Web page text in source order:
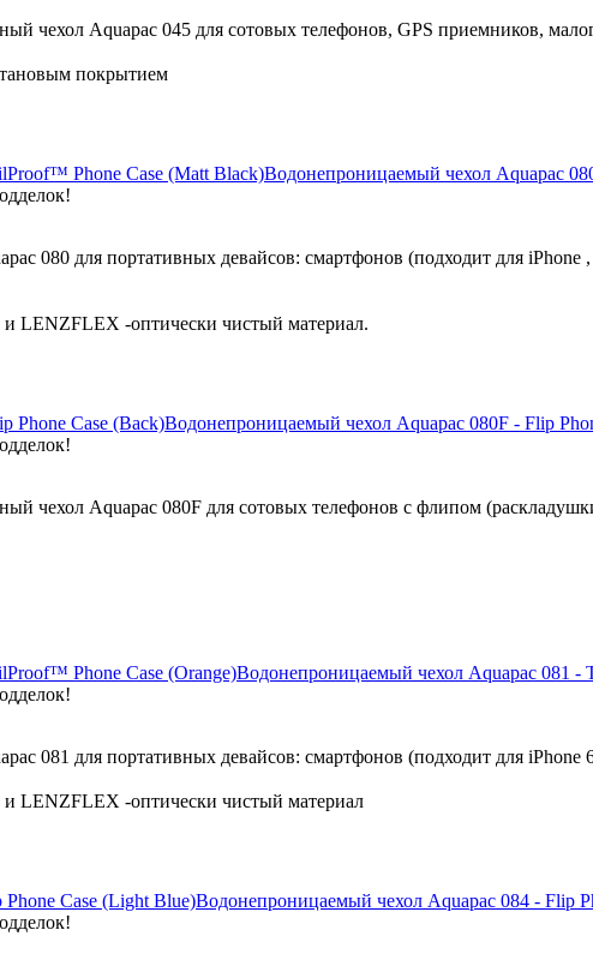
чехол Aquapac 045 для сотовых телефонов, GPS приемников,
покрытием
Водонепроницаемый чехол Aquapac
080 для портативных девайсов: смартфонов (подходит для
LENZFLEX -оптически чистый материал.
Водонепроницаемый чехол Aquapac 080F - Flip
чехол Aquapac 080F для сотовых телефонов с флипом
Водонепроницаемый чехол Aquapac 081 -
081 для портативных девайсов: смартфонов (подходит для
LENZFLEX -оптически чистый материал
Водонепроницаемый чехол Aquapac 084 - Flip